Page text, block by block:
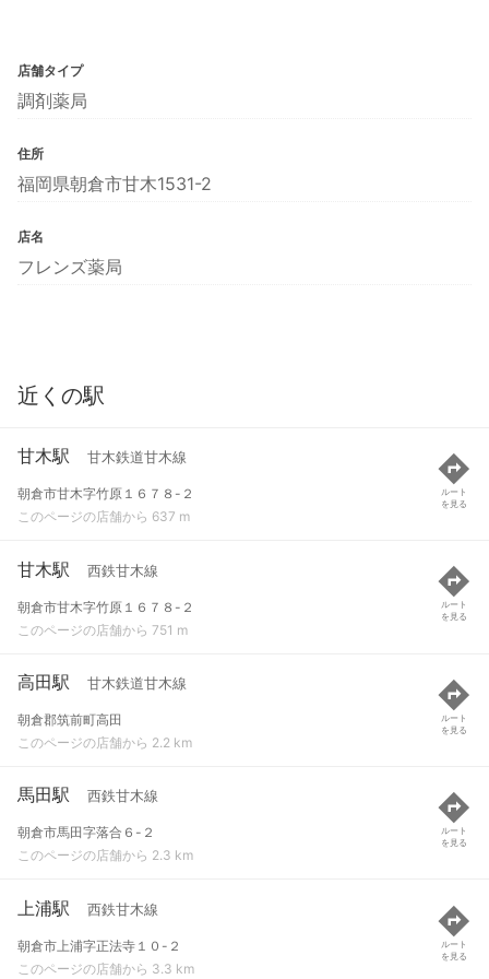
店舗タイプ
調剤薬局
住所
福岡県朝倉市甘木1531-2
店名
フレンズ薬局
近くの駅
甘木駅 甘木鉄道甘木線
朝倉市甘木字竹原１６７８-２
このページの店舗から 637 m
ルート
を見る
甘木駅 西鉄甘木線
朝倉市甘木字竹原１６７８-２
このページの店舗から 751 m
ルート
を見る
高田駅 甘木鉄道甘木線
朝倉郡筑前町高田
このページの店舗から 2.2 km
ルート
を見る
馬田駅 西鉄甘木線
朝倉市馬田字落合６-２
このページの店舗から 2.3 km
ルート
を見る
上浦駅 西鉄甘木線
朝倉市上浦字正法寺１０-２
このページの店舗から 3.3 km
ルート
を見る